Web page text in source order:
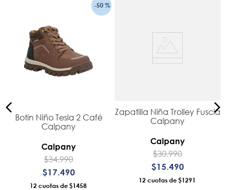
-50 %
Botín Niño Tesla 2 Café
Calpany
Calpany
$34.990
$17 490
12 $1458
Zapatilla Niña Trolley Fuscia
Calpany
Calpany
$30.990
$15.490
12 $1291